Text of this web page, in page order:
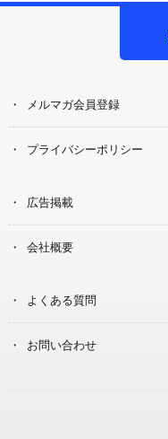
メルマガ会員登録
プライバシーポリシー
広告掲載
会社概要
よくある質問
お問い合わせ